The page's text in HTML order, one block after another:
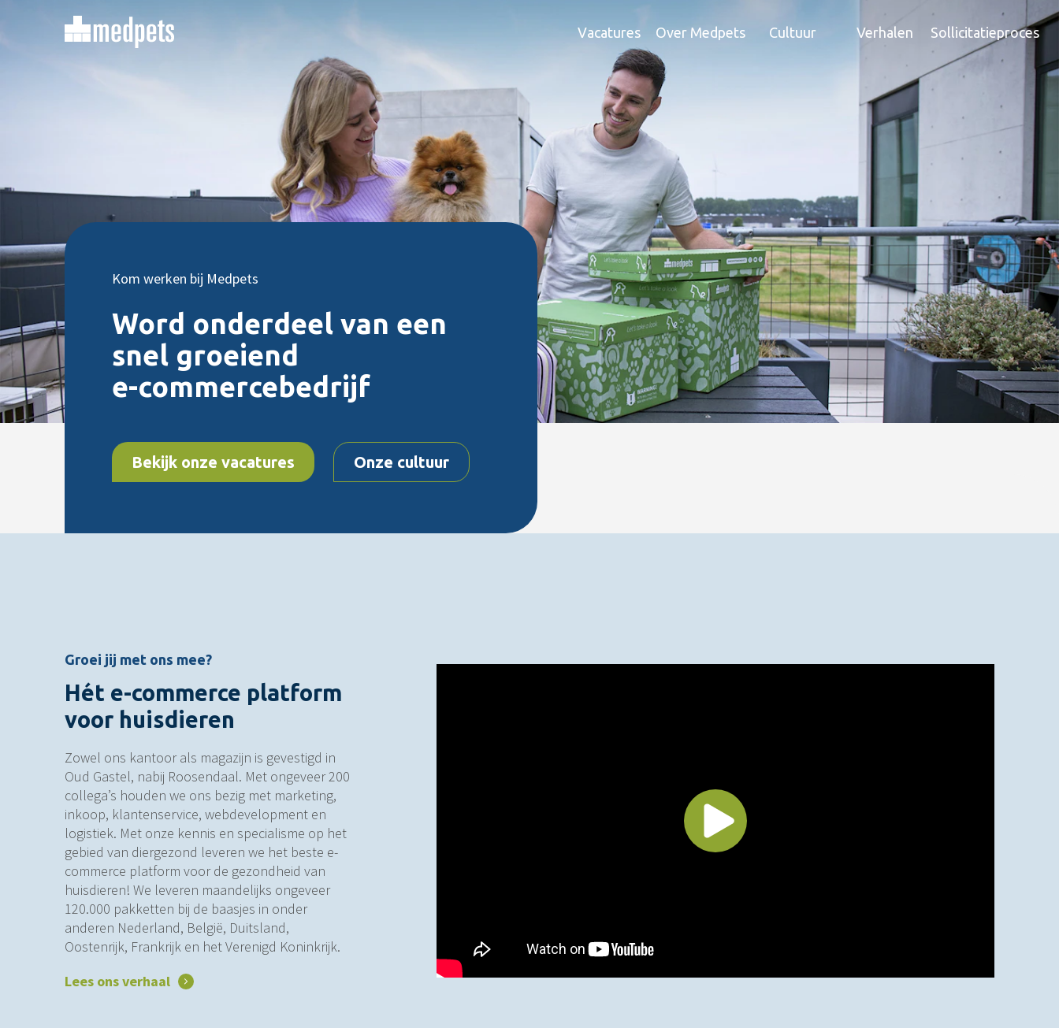
Vacatures Over Medpets Cultuur Verhalen Sollicitatieproces
Kom werken bij Medpets
Word onderdeel van een
snel groeiend
e-commercebedrijf
Bekijk onze vacatures Onze cultuur
Groei jij met ons mee?
Hét e-commerce platform
voor huisdieren
Zowel ons kantoor als magazijn is gevestigd in
Oud Gastel, nabij Roosendaal. Met ongeveer 200
collega’s houden we ons bezig met marketing,
inkoop, klantenservice, webdevelopment en
logistiek. Met onze kennis en specialisme op het
gebied van diergezond leveren we het beste e-
commerce platform voor de gezondheid van
huisdieren! We leveren maandelijks ongeveer
120.000 pakketten bij de baasjes in onder
anderen Nederland, België, Duitsland,
Oostenrijk, Frankrijk en het Verenigd Koninkrijk.
Lees ons verhaal